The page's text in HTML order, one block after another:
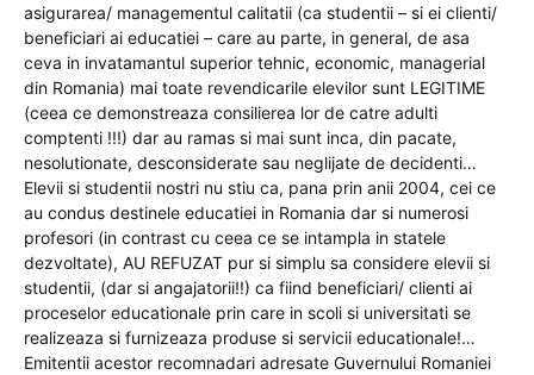
asigurarea/ managementul calitatii (ca studentii – si ei clienti/
beneficiari ai educatiei – care au parte, in general, de asa
ceva in invatamantul superior tehnic, economic, managerial
din Romania) mai toate revendicarile elevilor sunt LEGITIME
(ceea ce demonstreaza consilierea lor de catre adulti
comptenti !!!) dar au ramas si mai sunt inca, din pacate,
nesolutionate, desconsiderate sau neglijate de decidenti…
Elevii si studentii nostri nu stiu ca, pana prin anii 2004, cei ce
au condus destinele educatiei in Romania dar si numerosi
profesori (in contrast cu ceea ce se intampla in statele
dezvoltate), AU REFUZAT pur si simplu sa considere elevii si
studentii, (dar si angajatorii!!) ca fiind beneficiari/ clienti ai
proceselor educationale prin care in scoli si universitati se
realizeaza si furnizeaza produse si servicii educationale!…
Emitentii acestor recomnadari adresate Guvernului Romaniei